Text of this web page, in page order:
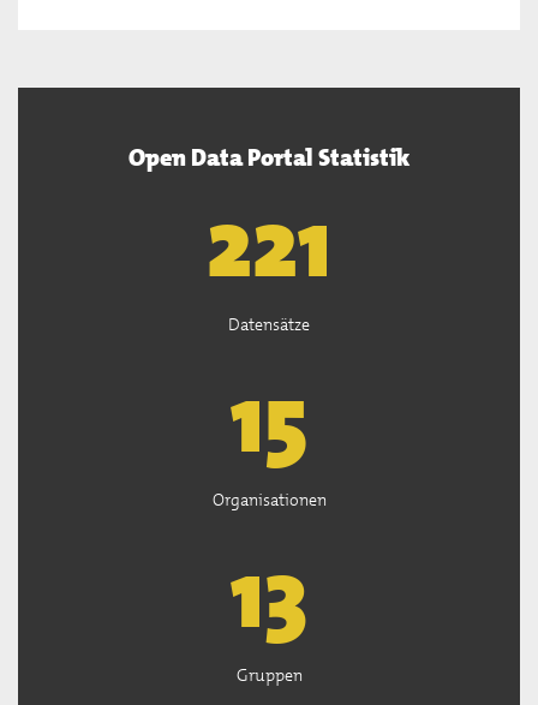
Open Data Portal Statistik
222
Datensätze
15
Organisationen
13
Gruppen